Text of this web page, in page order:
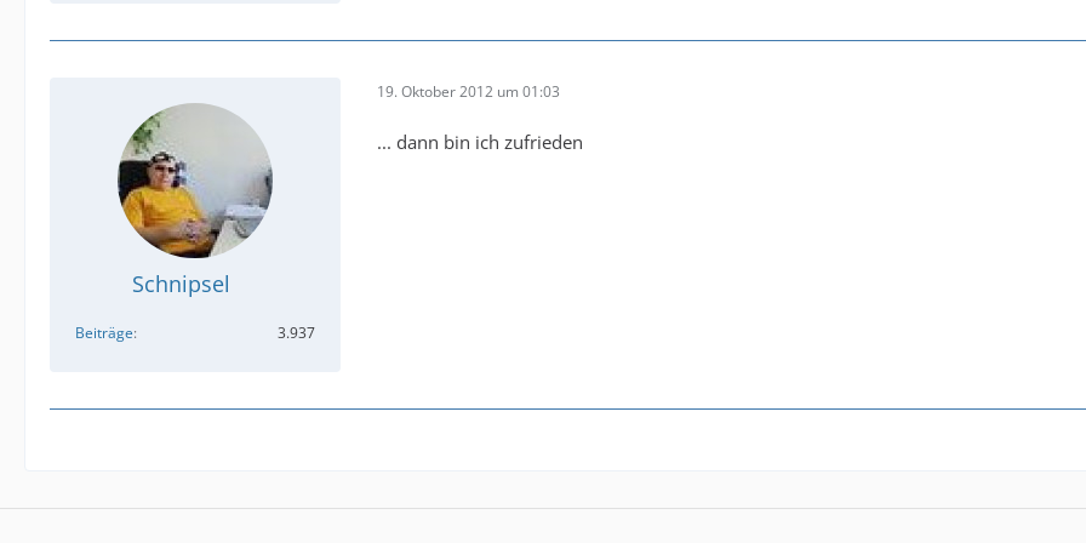
Schnipsel
Beiträge 3.937
19. Oktober 2012 um 01:03
... dann bin ich zufrieden